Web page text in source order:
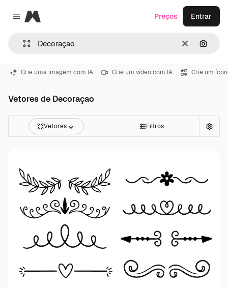
Close menu
Magnific
Limpar
Preços Entrar
Crie uma imagem com IA Crie um vídeo com IA Crie um
Vetores de Decoraçao
Vetores Filtros